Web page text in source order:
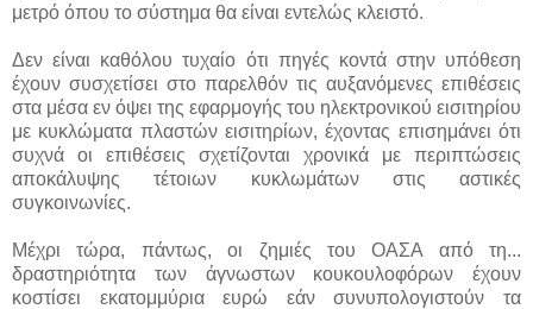
μετρό όπου το σύστημα θα είναι εντελώς κλειστό.
Δεν είναι καθόλου τυχαίο ότι πηγές κοντά στην υπόθεση
έχουν συσχετίσει στο παρελθόν τις αυξανόμενες επιθέσεις
στα μέσα εν όψει της εφαρμογής του ηλεκτρονικού εισιτηρίου
με κυκλώματα πλαστών εισιτηρίων, έχοντας επισημάνει ότι
συχνά οι επιθέσεις σχετίζονται χρονικά με περιπτώσεις
αποκάλυψης τέτοιων κυκλωμάτων στις αστικές
συγκοινωνίες.
Μέχρι τώρα, πάντως, οι ζημιές του ΟΑΣΑ από τη...
δραστηριότητα των άγνωστων κουκουλοφόρων έχουν
κοστίσει εκατομμύρια ευρώ εάν συνυπολογιστούν τα